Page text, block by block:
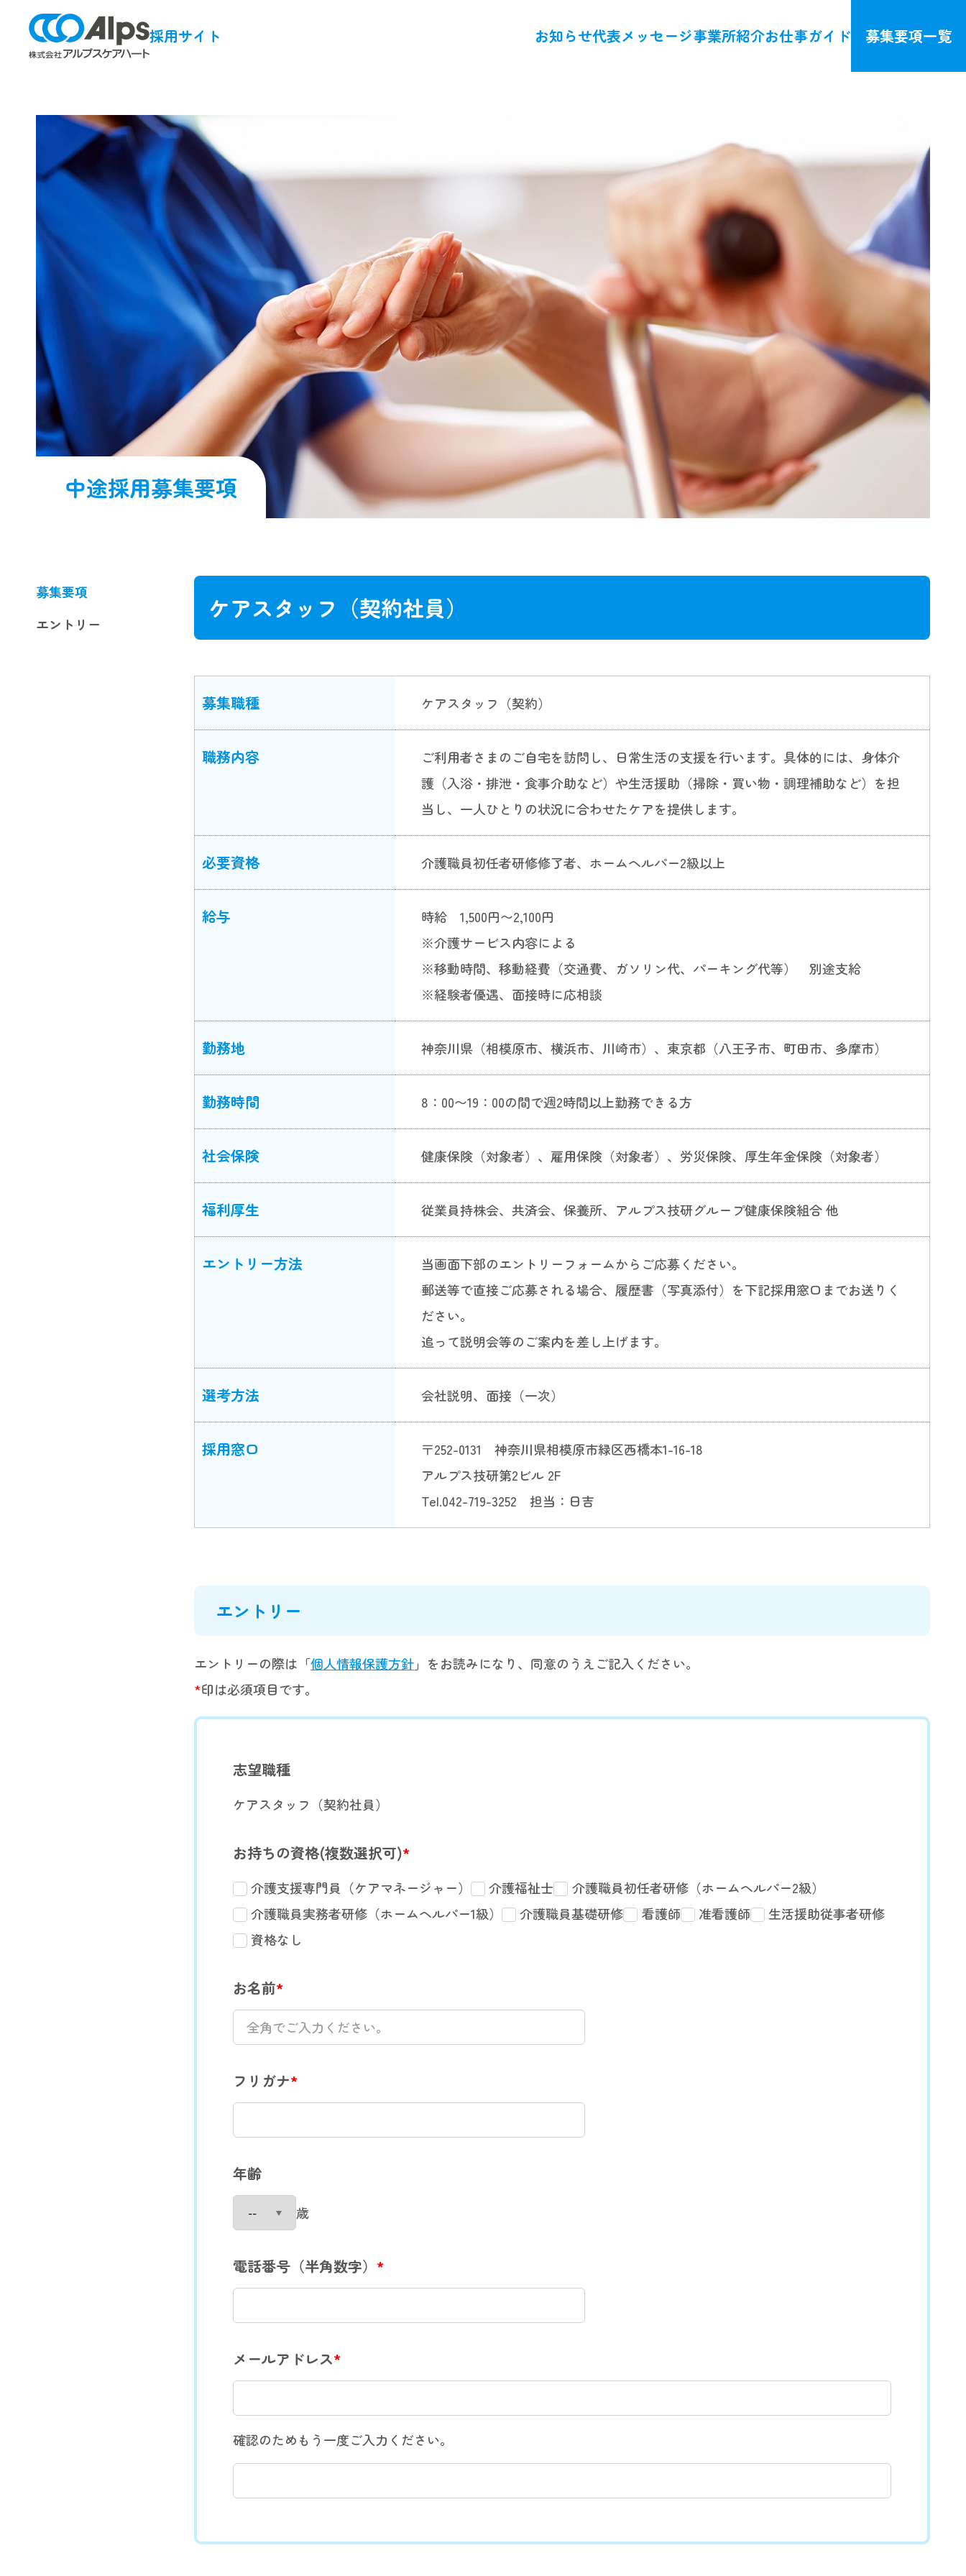
採用サイト お知らせ代表メッセージ事業所紹介お仕事ガイド 募集要項一覧
中途採用募集要項
募集要項
エントリー
ケアスタッフ（契約社員）
募集職種 ケアスタッフ（契約）
職務内容
ご利用者さまのご自宅を訪問し、日常生活の支援を行います。具体的には、身体介
護（入浴・排泄・食事介助など）や生活援助（掃除・買い物・調理補助など）を担
当し、一人ひとりの状況に合わせたケアを提供します。
必要資格 介護職員初任者研修修了者、ホームヘルパー2級以上
給与
時給 1,500円〜2,100円
※介護サービス内容による
※移動時間、移動経費（交通費、ガソリン代、パーキング代等） 別途支給
※経験者優遇、面接時に応相談
勤務地 神奈川県（相模原市、横浜市、川崎市）、東京都（八王子市、町田市、多摩市）
勤務時間 8：00〜19：00の間で週2時間以上勤務できる方
社会保険 健康保険（対象者）、雇用保険（対象者）、労災保険、厚生年金保険（対象者）
福利厚生 従業員持株会、共済会、保養所、アルプス技研グループ健康保険組合 他
エントリー方法
当画面下部のエントリーフォームからご応募ください。
郵送等で直接ご応募される場合、履歴書（写真添付）を下記採用窓口までお送りく
ださい。
追って説明会等のご案内を差し上げます。
選考方法 会社説明、面接（一次）
採用窓口
〒252-0131 神奈川県相模原市緑区西橋本1-16-18
アルプス技研第2ビル 2F
Tel.042-719-3252 担当：日吉
エントリー
エントリーの際は「個人情報保護方針」をお読みになり、同意のうえご記入ください。
*印は必須項目です。
志望職種
ケアスタッフ（契約社員）
お持ちの資格(複数選択可)*
介護支援専門員（ケアマネージャー） 介護福祉士
介護職員初任者研修（ホームヘルパー2級）
介護職員実務者研修（ホームヘルパー1級）
介護職員基礎研修 看護師 准看護師
生活援助従事者研修
資格なし
お名前*
フリガナ*
年齢
歳
電話番号（半角数字） *
メールアドレス*
確認のためもう一度ご入力ください。